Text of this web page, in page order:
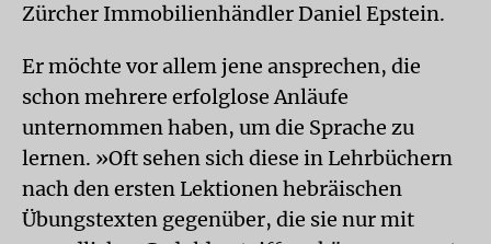
Zürcher Immobilienhändler Daniel Epstein.
Er möchte vor allem jene ansprechen, die
schon mehrere erfolglose Anläufe
unternommen haben, um die Sprache zu
lernen. »Oft sehen sich diese in Lehrbüchern
nach den ersten Lektionen hebräischen
Übungstexten gegenüber, die sie nur mit